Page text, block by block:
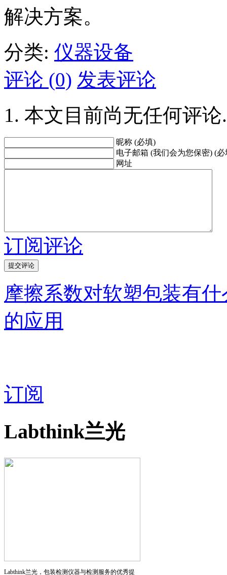
解决方案。
分类: 仪器设备
评论 (0) 发表评论
本文目前尚无任何评论.
昵称 (必填)
电子邮箱 (我们会为您保密) (必
网址
订阅评论
摩擦系数对软塑包装有
的应用
订阅
Labthink兰光
Labthink兰光，包装检测仪器与检测服务的优秀提